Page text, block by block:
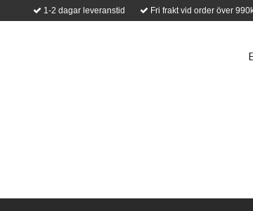
1-2 dagar leveranstid Fri frakt vid order över